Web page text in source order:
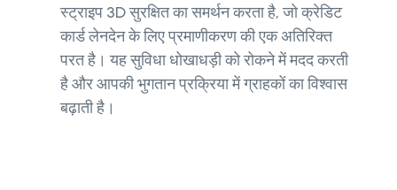
स्ट्राइप 3D सुरक्षित का समर्थन करता है, जो क्रेडिट
कार्ड लेनदेन के लिए प्रमाणीकरण की एक अतिरिक्त
परत है। यह सुविधा धोखाधड़ी को रोकने में मदद करती
है और आपकी भुगतान प्रक्रिया में ग्राहकों का विश्वास
बढ़ाती है।